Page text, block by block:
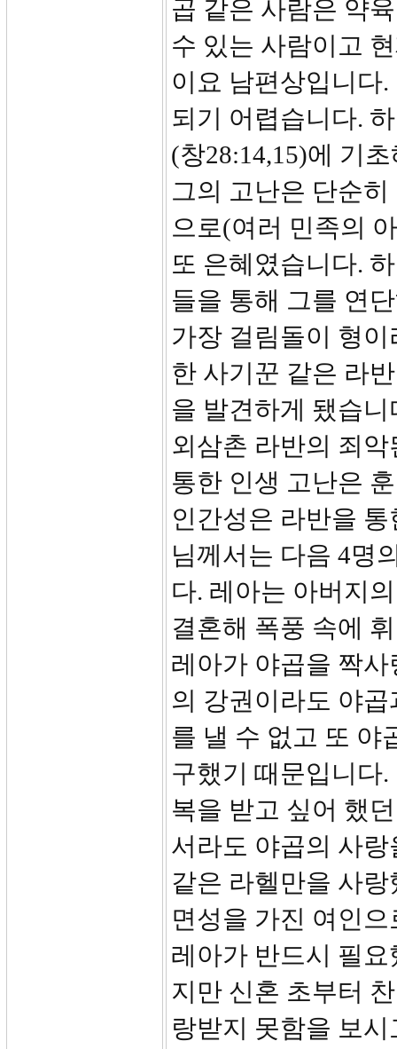
곱 같은 사람은 약
수 있는 사람이고
이요 남편상입니다
되기 어렵습니다.
(창28:14,15)에 기
그의 고난은 단순
으로(여러 민족의
또 은혜였습니다.
들을 통해 그를 연
가장 걸림돌이 형
한 사기꾼 같은 라
을 발견하게 됐습
외삼촌 라반의 죄
통한 인생 고난은
인간성은 라반을
님께서는 다음 4명
다. 레아는 아버지
결혼해 폭풍 속에
레아가 야곱을 짝
의 강권이라도 야
를 낼 수 없고 또 야
구했기 때문입니다
복을 받고 싶어 했
서라도 야곱의 사
같은 라헬만을 사
면성을 가진 여인
레아가 반드시 필
지만 신혼 초부터
랑받지 못함을 보